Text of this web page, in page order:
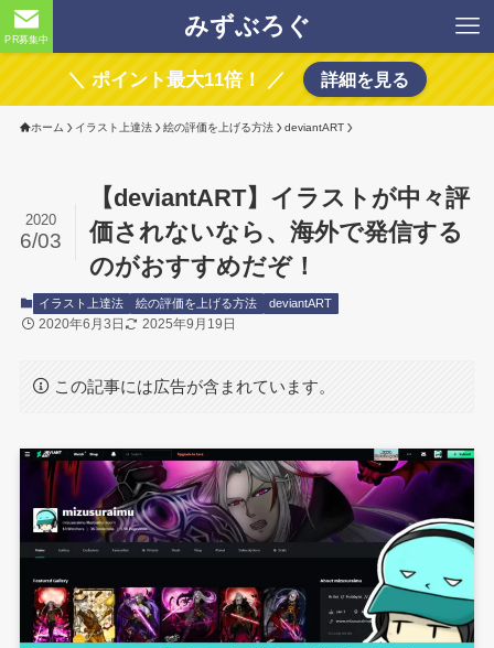
みずぶろぐ
PR募集中
＼ ポイント最大11倍！ ／ 詳細を見る
ホーム イラスト上達法 絵の評価を上げる方法 deviantART
【deviantART】イラストが中々評
価されないなら、海外で発信する
のがおすすめだぞ！
2020
6/03
イラスト上達法 絵の評価を上げる方法 deviantART
2020年6月3日 2025年9月19日
この記事には広告が含まれています。